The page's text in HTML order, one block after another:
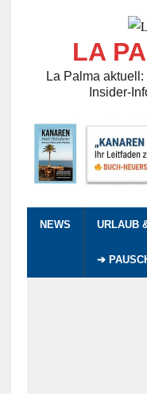
LA
La Palma
Insider-
NEWS URLAUB
➔